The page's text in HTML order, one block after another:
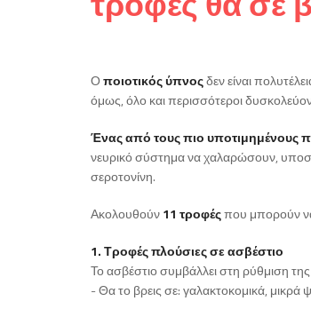
Οποιοτικός ύπνοςδεν είναι
όμως, όλο και περισσότεροι
Ένας από τους πιο υποτιμημένους
νευρικό σύστημα να χαλαρώσουν,
σεροτονίνη.
Ακολουθούν11 τροφέςπου μπορούν
1. Τροφές πλούσιες σε ασβέστιο
Το ασβέστιο συμβάλλει στη ρύθμιση
- Θα το βρεις σε: γαλακτοκομικά,